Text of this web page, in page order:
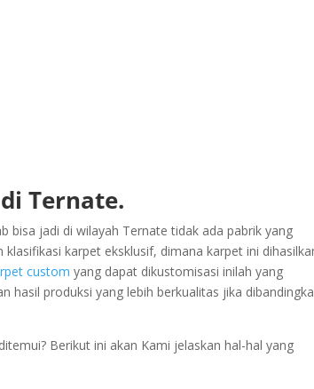
Ternate.
bisa jadi di wilayah Ternate tidak ada pabrik yang
karpet eksklusif, dimana karpet ini
custom yang dapat dikustomisasi inilah yang
hasil produksi yang lebih berkualitas jika
Berikut ini akan Kami jelaskan hal-hal yang